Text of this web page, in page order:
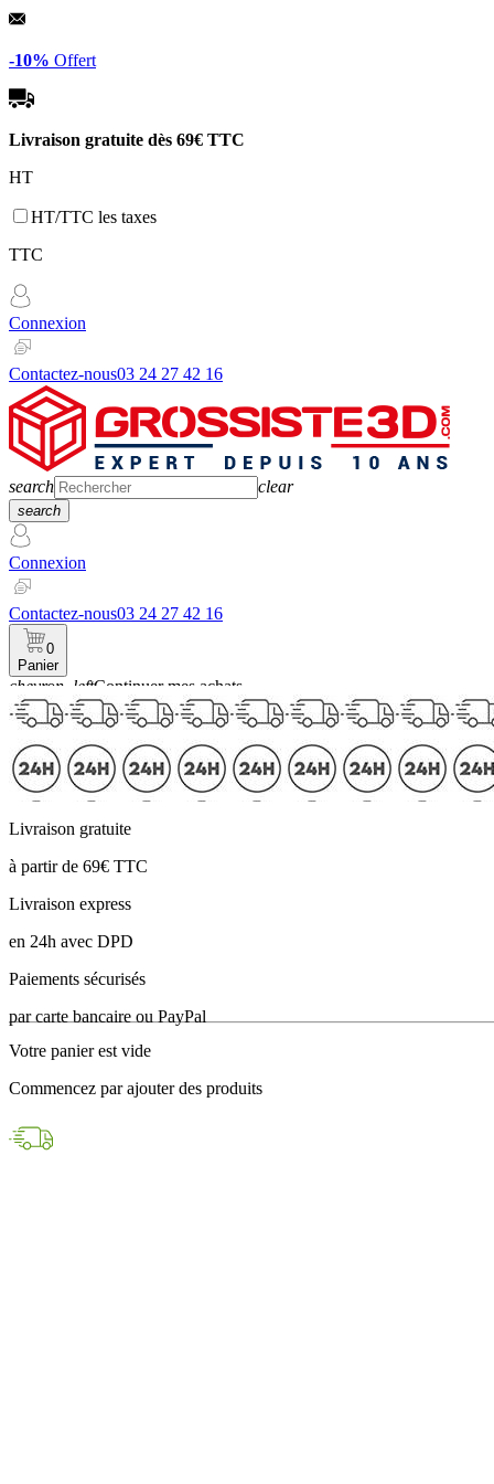
Panneau de gestion des cookies
-10% Offert
Livraison gratuite dès 69€ TTC
HT
HT/TTC les taxes
TTC
Connexion
Contactez-nous03 24 27 42 16
search clear
search
Connexion
Contactez-nous03 24 27 42 16
0
Panier
chevron_leftContinuer mes achats
Panier
Livraison gratuite
à partir de 69€ TTC
Livraison express
en 24h avec DPD
Paiements sécurisés
par carte bancaire ou PayPal
Votre panier est vide
Commencez par ajouter des produits